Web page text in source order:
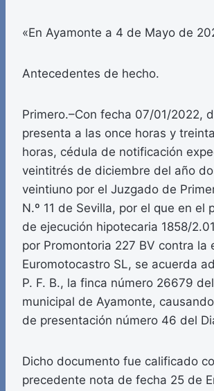
«En Ayamonte a 4 de Mayo de
Antecedentes de hecho.
Primero.–Con fecha 07/01/2022,
presenta a las once horas y
horas, cédula de notificación
veintitrés de diciembre del año
veintiuno por el Juzgado de
N.º 11 de Sevilla, por el que en el
de ejecución hipotecaria 1858/
por Promontoria 227 BV contra la
Euromotocastro SL, se acuerda
P. F. B., la finca número 26679
municipal de Ayamonte,
de presentación número 46 del
Dicho documento fue calificado
precedente nota de fecha 25 de